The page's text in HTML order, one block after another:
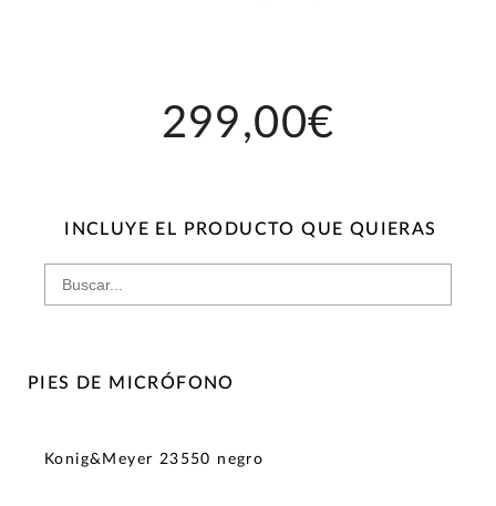
299,00€
INCLUYE EL PRODUCTO QUE QUIERAS
PIES DE MICRÓFONO
Konig&Meyer 23550 negro